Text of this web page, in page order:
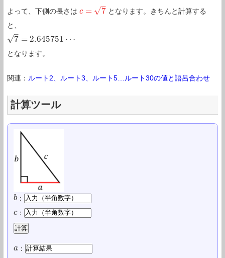
よって、下側の長さは c = 7
–
√
c=7
となります。きちんと計算する
と、
7
–
√ = 2.645751 ⋯
7=2.645751⋯
となります。
関連： ルート2、ルート3、ルート5…ルート30の値と語呂合わせ
計算ツール
b
b：
c
c：
a
a ：